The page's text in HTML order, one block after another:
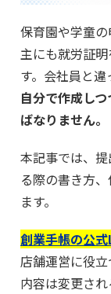
保育園や学童
主にも就労証
す。会社員と違
自分で作成し
ばなりません。
本記事では、
る際の書き方
ます。
創業手帳の公式
店舗運営に役
内容は変更さ